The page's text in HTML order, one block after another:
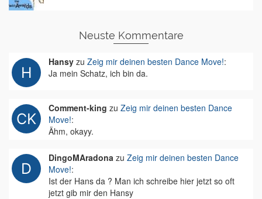
Neuste Kommentare
Hansy zu Zeig mir deinen besten Dance Move!:
Ja mein Schatz, ich bin da.
Comment-king zu Zeig mir deinen besten Dance
Move!:
Ähm, okayy.
DingoMAradona zu Zeig mir deinen besten Dance
Move!:
Ist der Hans da ? Man ich schreibe hier jetzt so oft
jetzt gib mir den Hansy